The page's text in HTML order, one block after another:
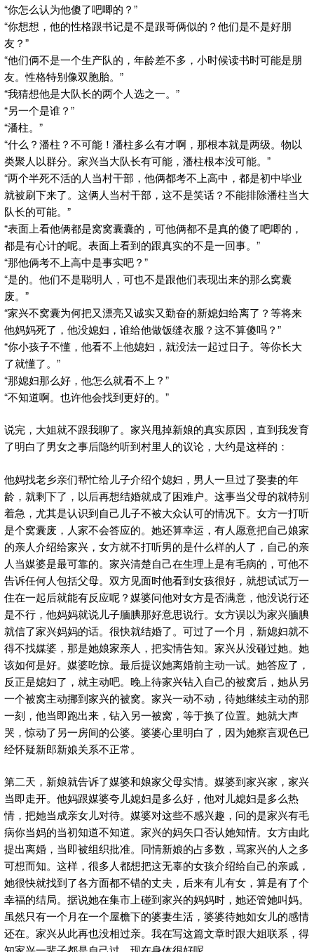
“你怎么认为他傻了吧唧的？”
“你想想，他的性格跟书记是不是跟哥俩似的？他们是不是好朋
友？”
“他们俩不是一个生产队的，年龄差不多，小时候读书时可能是朋
友。性格特别像双胞胎。”
“我猜想他是大队长的两个人选之一。”
“另一个是谁？”
“潘柱。”
“什么？潘柱？不可能！潘柱多么有才啊，那根本就是两级。物以
类聚人以群分。家兴当大队长有可能，潘柱根本没可能。”
“两个半死不活的人当村干部，他俩都考不上高中，都是初中毕业
就被刷下来了。这俩人当村干部，这不是笑话？不能排除潘柱当大
队长的可能。”
“表面上看他俩都是窝窝囊囊的，可他俩都不是真的傻了吧唧的，
都是有心计的呢。表面上看到的跟真实的不是一回事。”
“那他俩考不上高中是事实吧？”
“是的。他们不是聪明人，可也不是跟他们表现出来的那么窝囊
废。”
“家兴不窝囊为何把又漂亮又诚实又勤奋的新媳妇给离了？等将来
他妈妈死了，他没媳妇，谁给他做饭缝衣服？这不算傻吗？”
“你小孩子不懂，他看不上他媳妇，就没法一起过日子。等你长大
了就懂了。”
“那媳妇那么好，他怎么就看不上？”
“不知道啊。也许他会找到更好的。”
说完，大姐就不跟我聊了。家兴甩掉新娘的真实原因，直到我发育
了明白了男女之事后隐约听到村里人的议论，大约是这样的：
他妈找老乡亲们帮忙给儿子介绍个媳妇，男人一旦过了娶妻的年
龄，就剩下了，以后再想结婚就成了困难户。这事当父母的就特别
着急，尤其是认识到自己儿子不被大众认可的情况下。女方一打听
是个窝囊废，人家不会答应的。她还算幸运，有人愿意把自己娘家
的亲人介绍给家兴，女方就不打听男的是什么样的人了，自己的亲
人当媒婆是最可靠的。家兴清楚自己在生理上是有毛病的，可他不
告诉任何人包括父母。双方见面时他看到女孩很好，就想试试万一
住在一起后就能有反应呢？媒婆问他对女方是否满意，他没说行还
是不行，他妈妈就说儿子腼腆那好意思说行。女方误以为家兴腼腆
就信了家兴妈妈的话。很快就结婚了。可过了一个月，新媳妇就不
得不找媒婆，那是她娘家亲人，把实情告知。家兴从没碰过她。她
该如何是好。媒婆吃惊。最后提议她离婚前主动一试。她答应了，
反正是媳妇了，就主动吧。晚上待家兴钻入自己的被窝后，她从另
一个被窝主动挪到家兴的被窝。家兴一动不动，待她继续主动的那
一刻，他当即跑出来，钻入另一被窝，等于换了位置。她就大声
哭，惊动了另一房间的公婆。婆婆心里明白了，因为她察言观色已
经怀疑新郎新娘关系不正常。
第二天，新娘就告诉了媒婆和娘家父母实情。媒婆到家兴家，家兴
当即走开。他妈跟媒婆夸儿媳妇是多么好，他对儿媳妇是多么热
情，把她当成亲女儿对待。媒婆对这些不感兴趣，问的是家兴有毛
病你当妈的当初知道不知道。家兴的妈矢口否认她知情。女方由此
提出离婚，当即被组织批准。同情新娘的占多数，骂家兴的人之多
可想而知。这样，很多人都想把这无辜的女孩介绍给自己的亲戚，
她很快就找到了各方面都不错的丈夫，后来有儿有女，算是有了个
幸福的结局。据说她在集市上碰到家兴的妈妈时，她还管她叫妈。
虽然只有一个月在一个屋檐下的婆妻生活，婆婆待她如女儿的感情
还在。家兴从此再也没相过亲。我在写这篇文章时跟大姐联系，得